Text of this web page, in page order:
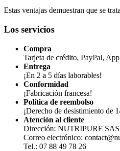
Estas ventajas demuestran que se
Los servicios
Compra
Tarjeta de crédito, PayPal,
Entrega
¡En 2 a 5 días laborables!
Conformidad
¡Fabricación francesa!
Política de reembolso
¡Derecho de desistimiento de
Atención al cliente
Dirección: NUTRIPURE
Correo electrónico:
Tel.: 07 88 49 78 26